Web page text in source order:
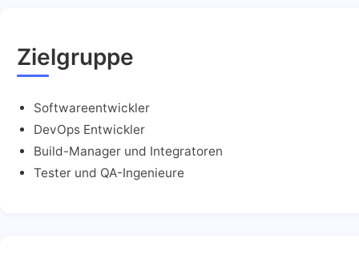
Zielgruppe
Softwareentwickler
DevOps Entwickler
Build-Manager und Integratoren
Tester und QA-Ingenieure